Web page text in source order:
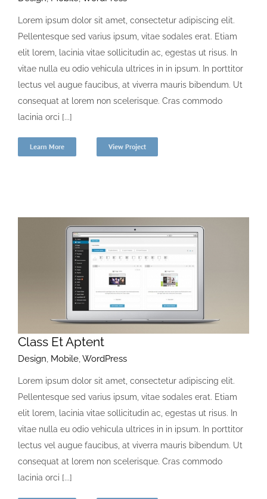
Lorem ipsum dolor sit amet, consectetur adipiscing elit.
Pellentesque sed varius ipsum, vitae sodales erat. Etiam
elit lorem, lacinia vitae sollicitudin ac, egestas ut risus. In
vitae nulla eu odio vehicula ultrices in in ipsum. In porttitor
lectus vel augue faucibus, at viverra mauris bibendum. Ut
consequat at lorem non scelerisque. Cras commodo
lacinia orci [...]
Learn More View Project
Class Et Aptent
Design, Mobile,WordPress
Lorem ipsum dolor sit amet, consectetur adipiscing elit.
Pellentesque sed varius ipsum, vitae sodales erat. Etiam
elit lorem, lacinia vitae sollicitudin ac, egestas ut risus. In
vitae nulla eu odio vehicula ultrices in in ipsum. In porttitor
lectus vel augue faucibus, at viverra mauris bibendum. Ut
consequat at lorem non scelerisque. Cras commodo
lacinia orci [...]